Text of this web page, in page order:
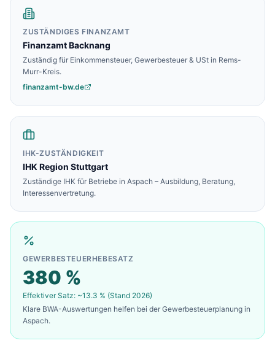
ZUSTÄNDIGES FINANZAMT
FinanzamtBacknang
Zuständig für Einkommensteuer, Gewerbesteuer & USt in Rems-
Murr-Kreis.
finanzamt-bw.de
IHK-ZUSTÄNDIGKEIT
IHK Region Stuttgart
Zuständige IHK für Betriebe in Aspach – Ausbildung, Beratung,
Interessenvertretung.
GEWERBESTEUERHEBESATZ
380 %
Effektiver Satz: ~13.3 % (Stand 2026)
Klare BWA-Auswertungen helfen bei der Gewerbesteuerplanung in
Aspach.